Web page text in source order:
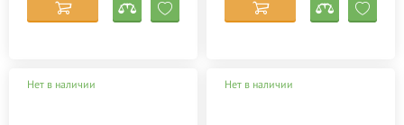
Нет в наличии Нет в наличии